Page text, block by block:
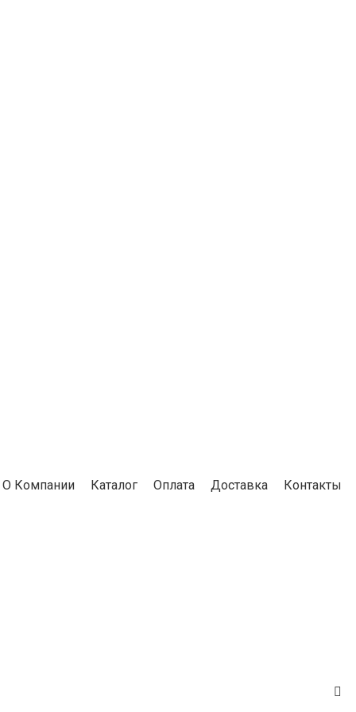
О Компании Каталог Оплата Доставка Контакты